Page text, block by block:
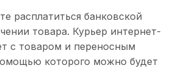
расплатиться банковской
товара. Курьер интернет-
с товаром и переносным
которого можно будет